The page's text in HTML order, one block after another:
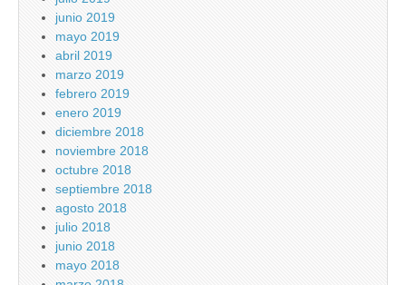
junio 2019
mayo 2019
abril 2019
marzo 2019
febrero 2019
enero 2019
diciembre 2018
noviembre 2018
octubre 2018
septiembre 2018
agosto 2018
julio 2018
junio 2018
mayo 2018